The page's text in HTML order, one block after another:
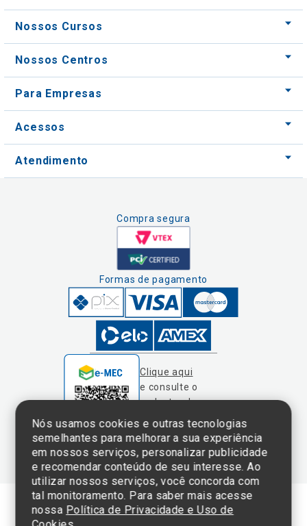
Nossos Cursos
Nossos Centros
Para Empresas
Acessos
Atendimento
Compra segura
Formas de pagamento
Clique aqui
e consulte o
cadastro da
Sistema e-Mec
Nós usamos cookies e outras tecnologias
semelhantes para melhorar a sua experiência
em nossos serviços, personalizar publicidade
e recomendar conteúdo de seu interesse. Ao
utilizar nossos serviços, você concorda com
tal monitoramento. Para saber mais acesse
nossa Política de Privacidade e Uso de